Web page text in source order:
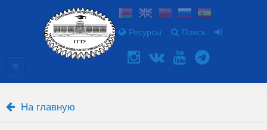
Ресурсы Поиск
На главную